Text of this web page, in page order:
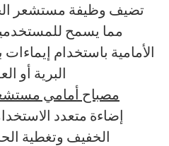
تضيف وظيفة مستشعر
مما يسمح
الأمامية باستخدام
البرية أو
مصباح أمامي
إضاءة متعدد
الخفيف وتغطية